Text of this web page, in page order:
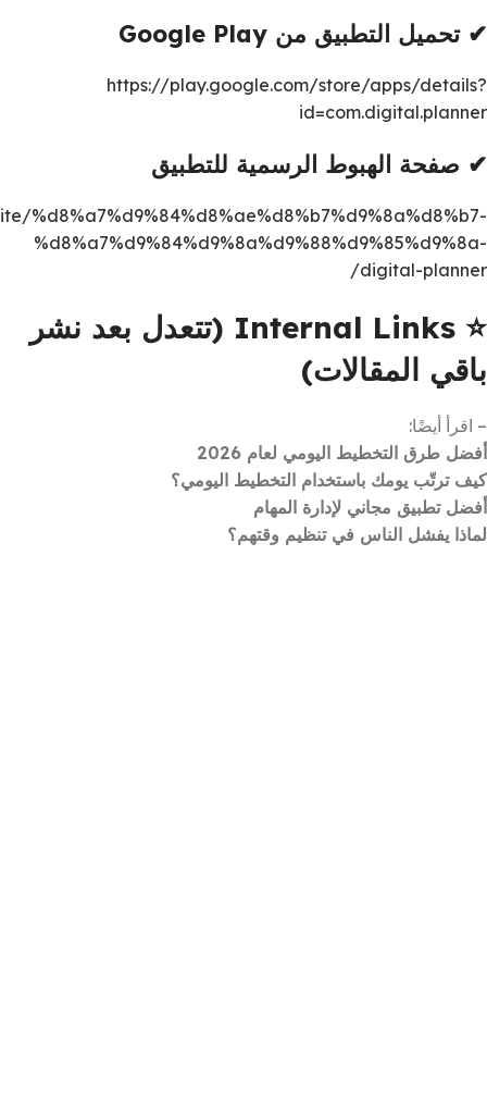
✔ تحميل التطبيق من Google Play
https://play.google.com/store/apps/details?
id=com.digital.planner
✔ صفحة الهبوط الرسمية للتطبيق
%d8%a7%d9%84%d8%ae%d8%b7%d9%8a%d8%b7-
%d8%a7%d9%84%d9%8a%d9%88%d9%85%d9%8a-
digital-planner/
⭐ Internal Links (تتعدل بعد نشر
باقي المقالات)
– اقرأ أيضًا:
أفضل طرق التخطيط اليومي لعام 2026
كيف ترتّب يومك باستخدام التخطيط اليومي؟
أفضل تطبيق مجاني لإدارة المهام
لماذا يفشل الناس في تنظيم وقتهم؟